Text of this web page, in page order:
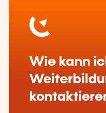
Wie kann